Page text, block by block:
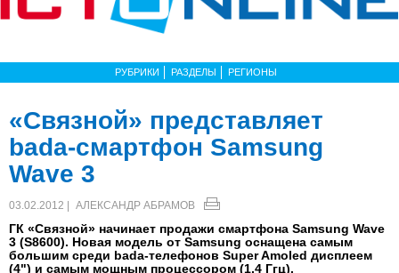
РУБРИКИ РАЗДЕЛЫ РЕГИОНЫ
«Связной» представляет
bada-смартфон Samsung
Wave 3
03.02.2012 | АЛЕКСАНДР АБРАМОВ
ГК «Связной» начинает продажи смартфона Samsung Wave
3 (S8600). Новая модель от Samsung оснащена самым
большим среди bada-телефонов Super Amoled дисплеем
(4") и самым мощным процессором (1,4 Ггц).